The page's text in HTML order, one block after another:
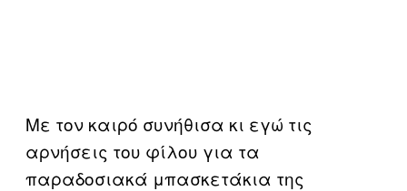
Με τον καιρό συνήθισα κι εγώ τις
αρνήσεις του φίλου για τα
παραδοσιακά μπασκετάκια της